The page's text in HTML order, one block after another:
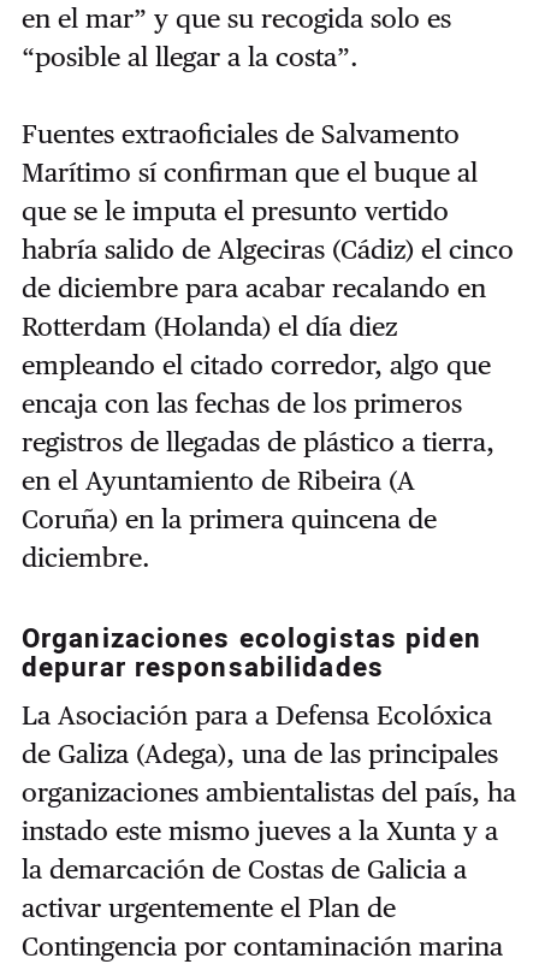
en el mar” y que su recogida solo es
“posible al llegar a la costa”.
Fuentes extraoficiales de Salvamento
Marítimo sí confirman que el buque al
que se le imputa el presunto vertido
habría salido de Algeciras (Cádiz) el cinco
de diciembre para acabar recalando en
Rotterdam (Holanda) el día diez
empleando el citado corredor, algo que
encaja con las fechas de los primeros
registros de llegadas de plástico a tierra,
en el Ayuntamiento de Ribeira (A
Coruña) en la primera quincena de
diciembre.
Organizaciones ecologistas piden
depurar responsabilidades
La Asociación para a Defensa Ecolóxica
de Galiza (Adega), una de las principales
organizaciones ambientalistas del país, ha
instado este mismo jueves a la Xunta y a
la demarcación de Costas de Galicia a
activar urgentemente el Plan de
Contingencia por contaminación marina